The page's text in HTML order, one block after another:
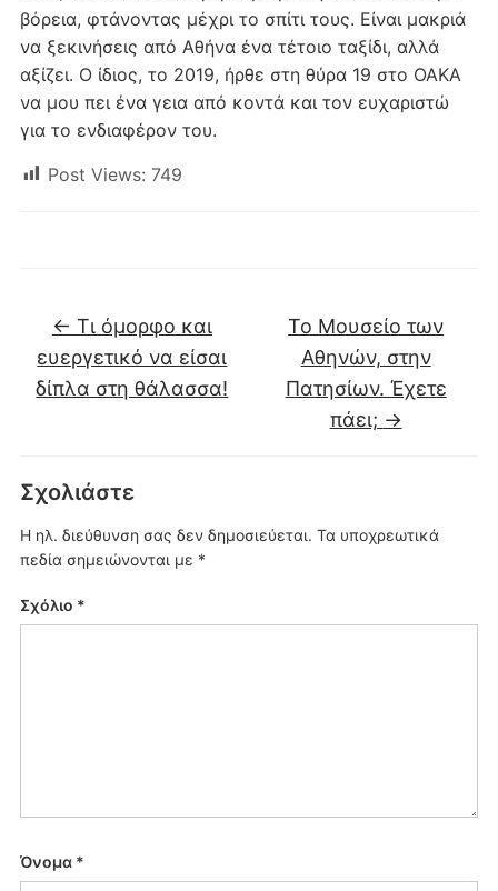
βόρεια, φτάνοντας μέχρι το σπίτι τους. Είναι μακριά
να ξεκινήσεις από Αθήνα ένα τέτοιο ταξίδι, αλλά
αξίζει. Ο ίδιος, το 2019, ήρθε στη θύρα 19 στο ΟΑΚΑ
να μου πει ένα γεια από κοντά και τον ευχαριστώ
για το ενδιαφέρον του.
Post Views: 749
← Τι όμορφο και
ευεργετικό να είσαι
δίπλα στη θάλασσα!
Το Μουσείο των
Αθηνών, στην
Πατησίων. Έχετε
πάει; →
Σχολιάστε
Η ηλ. διεύθυνση σας δεν δημοσιεύεται. Τα υποχρεωτικά
πεδία σημειώνονται με *
Σχόλιο *
Όνομα *